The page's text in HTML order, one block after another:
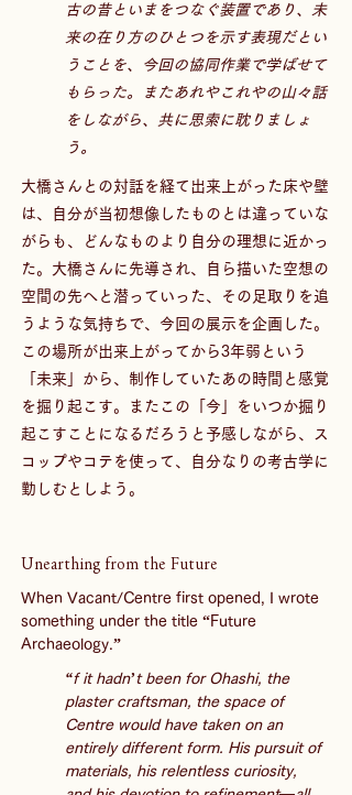
古の昔といまをつなぐ装置であり、未
来の在り方のひとつを示す表現だとい
うことを、今回の協同作業で学ばせて
もらった。またあれやこれやの山々話
をしながら、共に思索に耽りましょ
う。
大橋さんとの対話を経て出来上がった床や壁
は、自分が当初想像したものとは違っていな
がらも、どんなものより自分の理想に近かっ
た。大橋さんに先導され、自ら描いた空想の
空間の先へと潜っていった、その足取りを追
うような気持ちで、今回の展示を企画した。
この場所が出来上がってから3年弱という
「未来」から、制作していたあの時間と感覚
を掘り起こす。またこの「今」をいつか掘り
起こすことになるだろうと予感しながら、ス
コップやコテを使って、自分なりの考古学に
勤しむとしよう。
Unearthing from the Future
When Vacant/Centre first opened, I wrote
something under the title “Future
Archaeology.”
“f it hadn’t been for Ohashi, the
plaster craftsman, the space of
Centre would have taken on an
entirely different form. His pursuit of
materials, his relentless curiosity,